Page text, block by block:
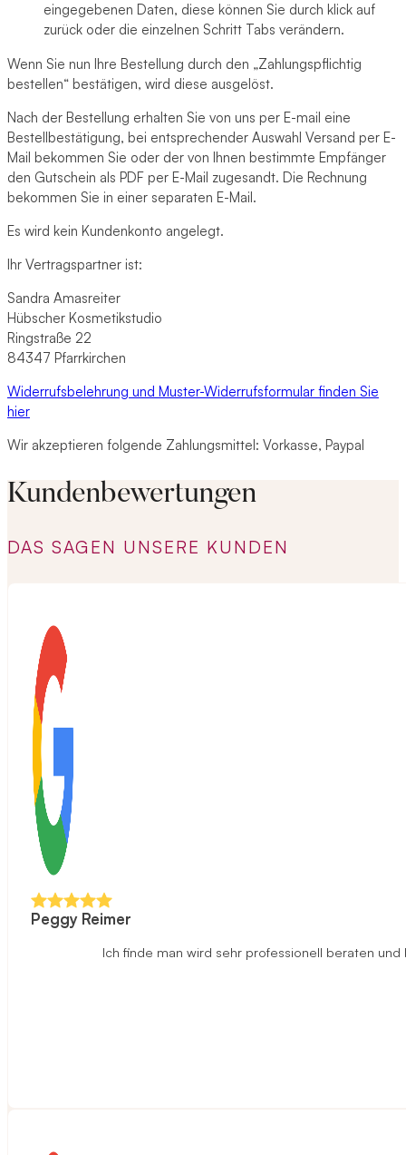
eingegebenen Daten, diese können Sie durch klick auf
zurück oder die einzelnen Schritt Tabs verändern.
Wenn Sie nun Ihre Bestellung durch den „Zahlungspflichtig
bestellen“ bestätigen, wird diese ausgelöst.
Nach der Bestellung erhalten Sie von uns per E-mail eine
Bestellbestätigung, bei entsprechender Auswahl Versand per E-
Mail bekommen Sie oder der von Ihnen bestimmte Empfänger
den Gutschein als PDF per E-Mail zugesandt. Die Rechnung
bekommen Sie in einer separaten E-Mail.
Es wird kein Kundenkonto angelegt.
Ihr Vertragspartner ist:
Sandra Amasreiter
Hübscher Kosmetikstudio
Ringstraße 22
84347 Pfarrkirchen
Widerrufsbelehrung und Muster-Widerrufsformular finden Sie
hier
Wir akzeptieren folgende Zahlungsmittel: Vorkasse, Paypal
Kundenbewertungen
DAS SAGEN UNSERE KUNDEN
Peggy Reimer
Ich finde man wird sehr professionell beraten